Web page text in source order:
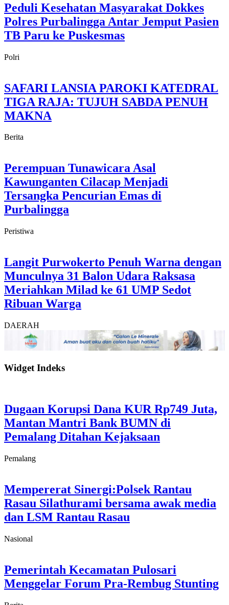
Peduli Kesehatan Masyarakat Dokkes
Polres Purbalingga Antar Jemput Pasien
TB Paru ke Puskesmas
Polri
SAFARI LANSIA PAROKI KATEDRAL
TIGA RAJA: TUJUH SABDA PENUH
MAKNA
Berita
Perempuan Tunawicara Asal
Kawunganten Cilacap Menjadi
Tersangka Pencurian Emas di
Purbalingga
Peristiwa
Langit Purwokerto Penuh Warna dengan
Munculnya 31 Balon Udara Raksasa
Meriahkan Milad ke 61 UMP Sedot
Ribuan Warga
DAERAH
Widget Indeks
Dugaan Korupsi Dana KUR Rp749 Juta,
Mantan Mantri Bank BUMN di
Pemalang Ditahan Kejaksaan
Pemalang
Mempererat Sinergi:Polsek Rantau
Rasau Silathurami bersama awak media
dan LSM Rantau Rasau
Nasional
Pemerintah Kecamatan Pulosari
Menggelar Forum Pra-Rembug Stunting